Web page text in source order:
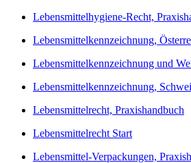
Lebensmittelhygiene-Recht,
Lebensmittelkennzeichnung,
Lebensmittelkennzeichnung und
Lebensmittelkennzeichnung,
Lebensmittelrecht, Praxishandbuch
Lebensmittelrecht Start
Lebensmittel-Verpackungen,